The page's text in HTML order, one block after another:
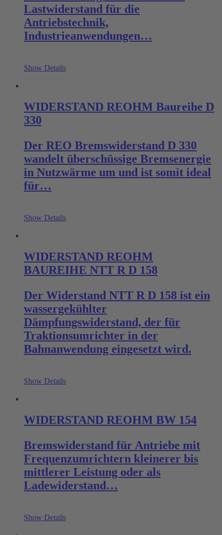
Lastwiderstand für die
Antriebstechnik,
Industrieanwendungen…
Show Details
WIDERSTAND REOHM Baureihe D
330
Der REO Bremswiderstand D 330
wandelt überschüssige Bremsenergie
in Nutzwärme um und ist somit ideal
für…
Show Details
WIDERSTAND REOHM
BAUREIHE NTT R D 158
Der Widerstand NTT R D 158 ist ein
wassergekühlter
Dämpfungswiderstand, der für
Traktionsumrichter in der
Bahnanwendung eingesetzt wird.
Show Details
WIDERSTAND REOHM BW 154
Bremswiderstand für Antriebe mit
Frequenzumrichtern kleinerer bis
mittlerer Leistung oder als
Ladewiderstand…
Show Details